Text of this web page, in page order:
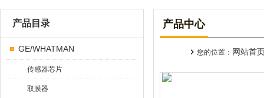
产品目录
GE/WHATMAN
传感器芯片
取膜器
产品中心
您的位置： 网站首